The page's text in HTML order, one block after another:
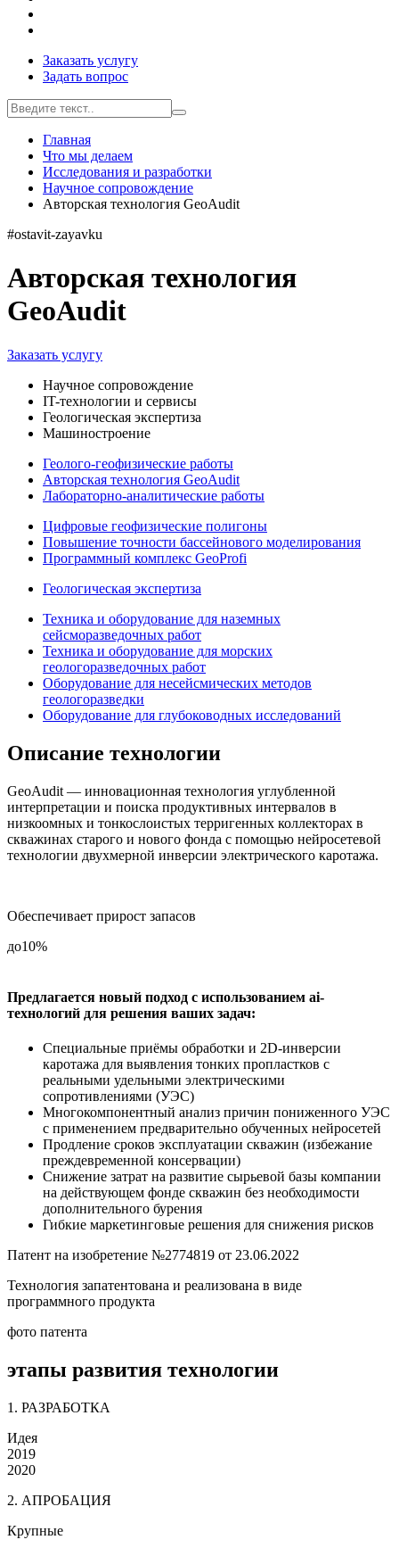
Заказать услугу
Задать вопрос
Главная
Что мы делаем
Исследования и разработки
Научное сопровождение
Авторская технология GeoAudit
#ostavit-zayavku
Авторская технология
GeoAudit
Заказать услугу
Научное сопровождение
IT-технологии и сервисы
Геологическая экспертиза
Машиностроение
Геолого-геофизические работы
Авторская технология GeoAudit
Лабораторно-аналитические работы
Цифровые геофизические полигоны
Повышение точности бассейнового моделирования
Программный комплекс GeoProfi
Геологическая экспертиза
Техника и оборудование для наземных
сейсморазведочных работ
Техника и оборудование для морских
геологоразведочных работ
Оборудование для несейсмических методов
геологоразведки
Оборудование для глубоководных исследований
Описание технологии
GeoAudit — инновационная технология углубленной
интерпретации и поиска продуктивных интервалов в
низкоомных и тонкослоистых терригенных коллекторах в
скважинах старого и нового фонда с помощью нейросетевой
технологии двухмерной инверсии электрического каротажа.
Обеспечивает прирост запасов
до10%
Предлагается новый подход с использованием ai-
технологий для решения ваших задач:
Специальные приёмы обработки и 2D-инверсии
каротажа для выявления тонких пропластков с
реальными удельными электрическими
сопротивлениями (УЭС)
Многокомпонентный анализ причин пониженного УЭС
с применением предварительно обученных нейросетей
Продление сроков эксплуатации скважин (избежание
преждевременной консервации)
Снижение затрат на развитие сырьевой базы компании
на действующем фонде скважин без необходимости
дополнительного бурения
Гибкие маркетинговые решения для снижения рисков
Патент на изобретение №2774819 от 23.06.2022
Технология запатентована и реализована в виде
программного продукта
фото патента
этапы развития технологии
1. РАЗРАБОТКА
Идея
2019
2020
2. АПРОБАЦИЯ
Крупные